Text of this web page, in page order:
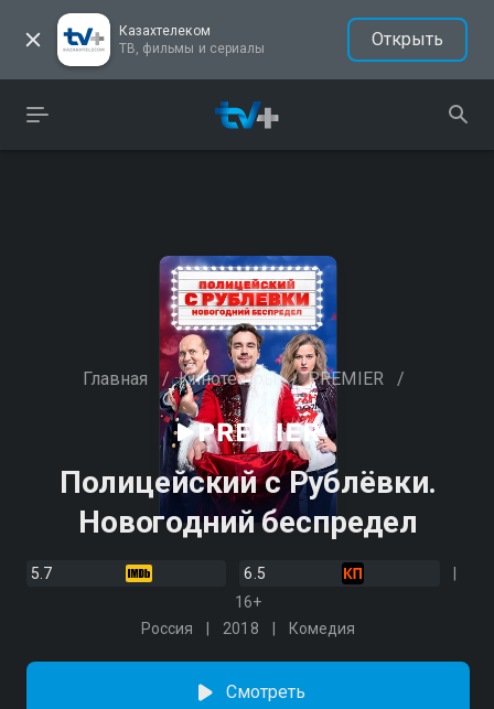
Казахтелеком
ТВ, фильмы и сериалы
Открыть
Главная / Кинотеатры / PREMIER /
Полицейский с Рублёвки.
Новогодний беспредел
5.7
6.5
16+
Россия
2018 Комедия
Смотреть